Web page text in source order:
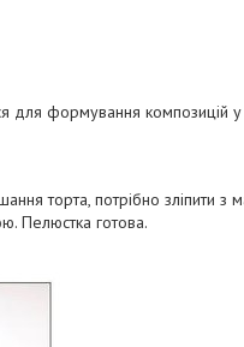
для формування композицій у
торта, потрібно зліпити з
Пелюстка готова.